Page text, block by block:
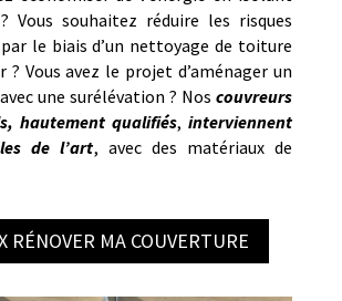
Vous souhaitez réduire les risques
le biais d’un nettoyage de toiture
? Vous avez le projet d’aménager un
une surélévation ? Noscouvreurs
hautement qualifiés,interviennent
de l’art, avec des matériaux de
RÉNOVER MA COUVERTURE